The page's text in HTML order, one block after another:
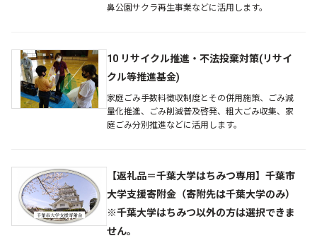
鼻公園サクラ再生事業などに活用します。
10 リサイクル推進・不法投棄対策(リサイ
クル等推進基金)
家庭ごみ手数料徴収制度とその併用施策、ごみ減
量化推進、ごみ削減普及啓発、粗大ごみ収集、家
庭ごみ分別推進などに活用します。
【返礼品＝千葉大学はちみつ専用】千葉市
大学支援寄附金（寄附先は千葉大学のみ）
※千葉大学はちみつ以外の方は選択できま
せん。